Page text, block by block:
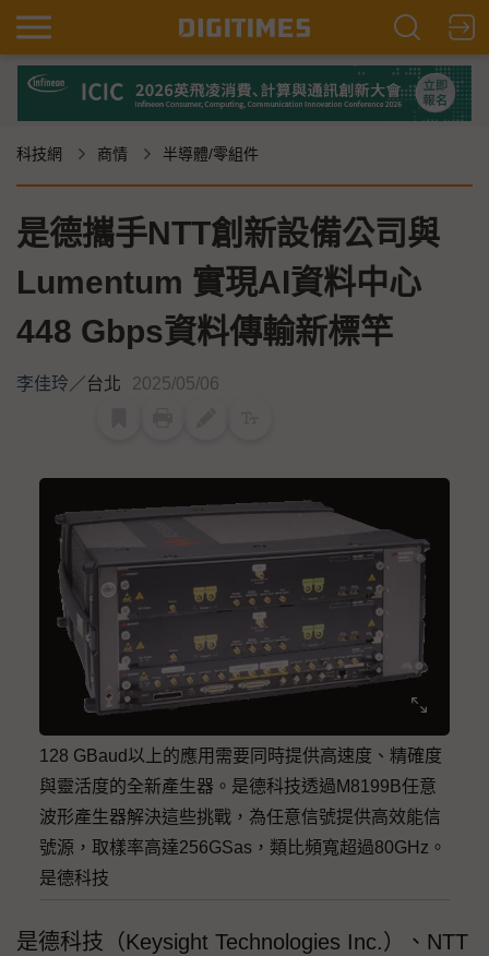
科技網 商情 半導體/零組件
是德攜手NTT創新設備公司與
Lumentum 實現AI資料中心
448 Gbps資料傳輸新標竿
李佳玲／台北 2025/05/06
128 GBaud以上的應用需要同時提供高速度、精確度
與靈活度的全新產生器。是德科技透過M8199B任意
波形產生器解決這些挑戰，為任意信號提供高效能信
號源，取樣率高達256GSas，類比頻寬超過80GHz。
是德科技
是德科技（Keysight Technologies Inc.）、NTT